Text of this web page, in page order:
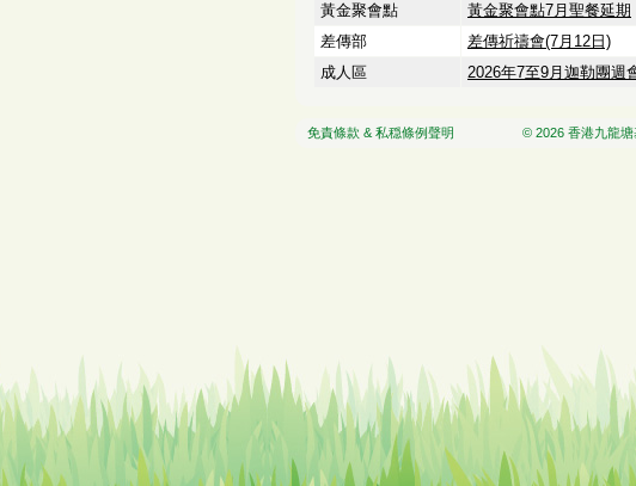
黃金聚會點
黃金聚會點7月聖餐延期
差傳部
差傳祈禱會(7月12日)
成人區
2026年7至9月迦勒團週
免責條款 & 私穏條例聲明 © 2026 香港九龍塘基督